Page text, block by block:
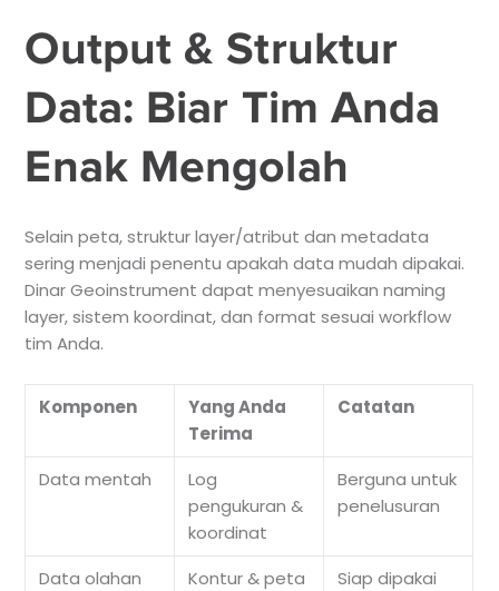
Output & Struktur
Data: Biar Tim Anda
Enak Mengolah
Selain peta, struktur layer/atribut dan metadata
sering menjadi penentu apakah data mudah dipakai.
Dinar Geoinstrument dapat menyesuaikan naming
layer, sistem koordinat, dan format sesuai workflow
tim Anda.
Komponen
Yang Anda
Terima
Catatan
Data mentah
Log
pengukuran &
koordinat
Berguna untuk
penelusuran
Data olahan
Kontur & peta
Siap dipakai